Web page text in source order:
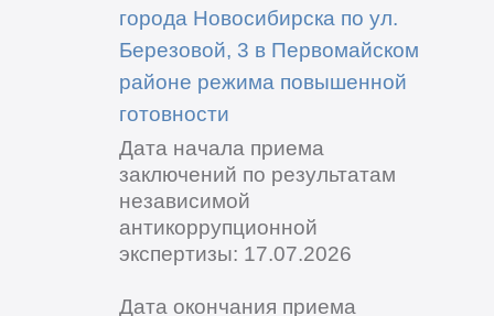
города Новосибирска по ул.
Березовой, 3 в Первомайском
районе режима повышенной
готовности
Дата начала приема
заключений по результатам
независимой
антикоррупционной
экспертизы: 17.07.2026
Дата окончания приема